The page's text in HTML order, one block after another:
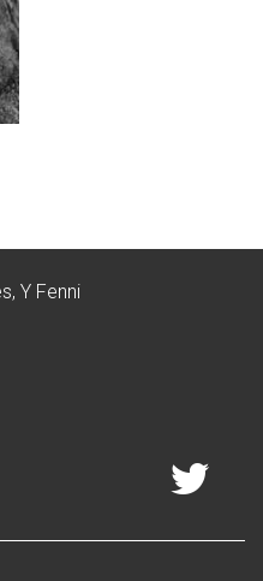
Y Fenni